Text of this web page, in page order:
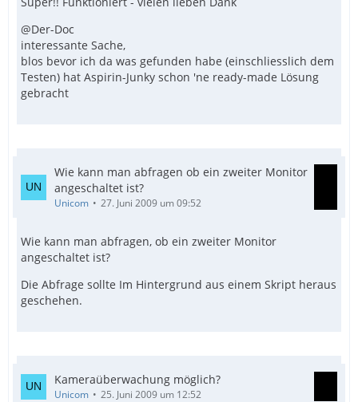
@Der-Doc
interessante Sache,
blos bevor ich da was gefunden habe (einschliesslich dem
Testen) hat Aspirin-Junky schon 'ne ready-made Lösung
gebracht
Wie kann man abfragen ob ein zweiter Monitor
angeschaltet ist?
Unicom 27. Juni 2009 um 09:52
Wie kann man abfragen, ob ein zweiter Monitor
angeschaltet ist?
Die Abfrage sollte Im Hintergrund aus einem Skript heraus
geschehen.
Kameraüberwachung möglich?
Unicom 25. Juni 2009 um 12:52